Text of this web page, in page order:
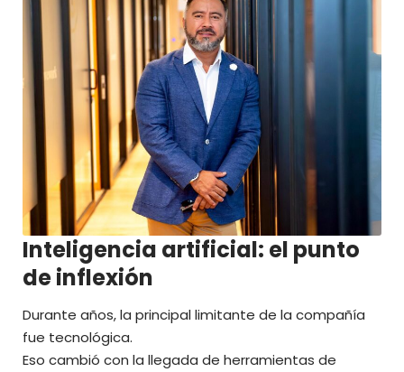
Inteligencia artificial: el punto
de inflexión
Durante años, la principal limitante de la compañía
fue tecnológica.
Eso cambió con la llegada de herramientas de